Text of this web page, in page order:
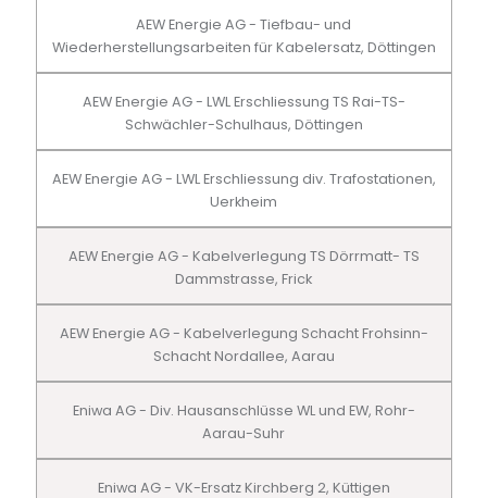
AEW Energie AG - Tiefbau- und
Wiederherstellungsarbeiten für Kabelersatz, Döttingen
AEW Energie AG - LWL Erschliessung TS Rai-TS-
Schwächler-Schulhaus, Döttingen
AEW Energie AG - LWL Erschliessung div. Trafostationen,
Uerkheim
AEW Energie AG - Kabelverlegung TS Dörrmatt- TS
Dammstrasse, Frick
AEW Energie AG - Kabelverlegung Schacht Frohsinn-
Schacht Nordallee, Aarau
Eniwa AG - Div. Hausanschlüsse WL und EW, Rohr-
Aarau-Suhr
Eniwa AG - VK-Ersatz Kirchberg 2, Küttigen